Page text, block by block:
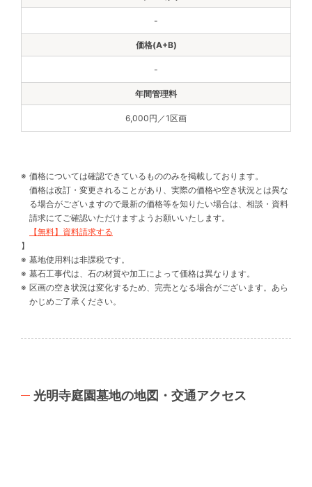
-
-
6,000円／1区画
価格については確認できているもののみを掲載しております。
価格は改訂・変更されることがあり、実際の価格や空き状況とは異な
る場合がございますので最新の価格等を知りたい場合は、相談・資料
請求にてご確認いただけますようお願いいたします。
【無料】資料請求する
】
墓地使用料は非課税です。
墓石工事代は、石の材質や加工によって価格は異なります。
区画の空き状況は変化するため、完売となる場合がございます。あら
かじめご了承ください。
光明寺庭園墓地の地図・交通アクセス